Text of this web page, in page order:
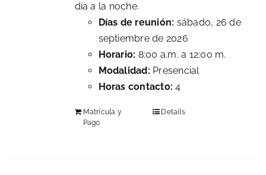
día a la noche.
Días de reunión: sábado, 26 de
septiembre de 2026
Horario: 8:00 a.m. a 12:00 m.
Modalidad: Presencial
Horas contacto:4
Matrícula y
Pago
Details